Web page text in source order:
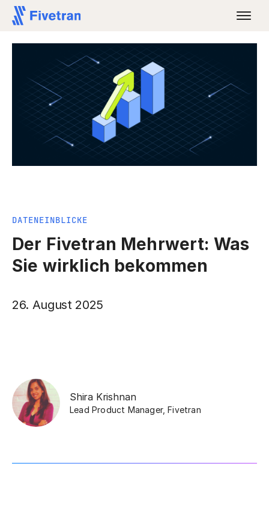
DATENEINBLICKE
Der Fivetran Mehrwert: Was
Sie wirklich bekommen
26. August 2025
Shira Krishnan
Lead Product Manager, Fivetran